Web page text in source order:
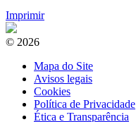
Imprimir
© 2026
Mapa do Site
Avisos legais
Cookies
Política de Privacidade
Ética e Transparência